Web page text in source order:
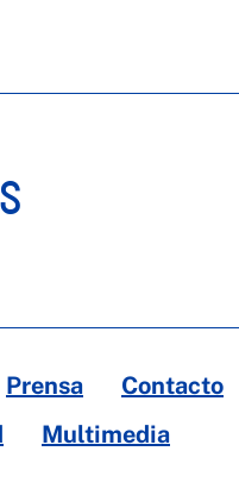
Prensa Contacto
Multimedia